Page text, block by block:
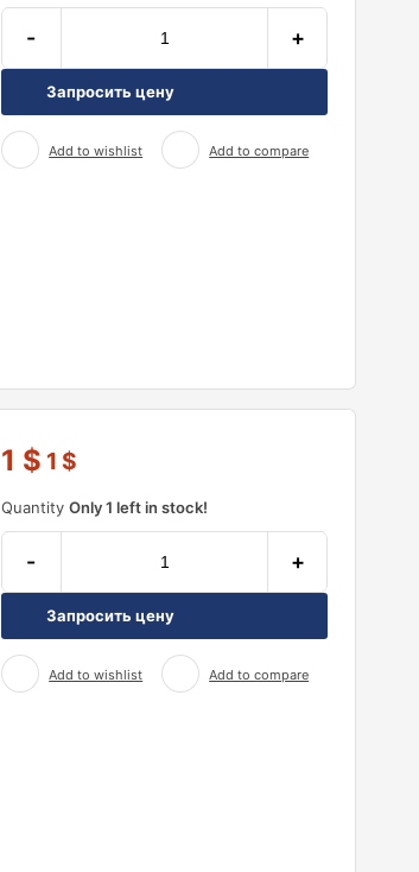
- +
Запросить цену
Add to wishlist Add to compare
1 $ 1 $
QuantityOnly 1 left in stock!
- +
Запросить цену
Add to wishlist Add to compare